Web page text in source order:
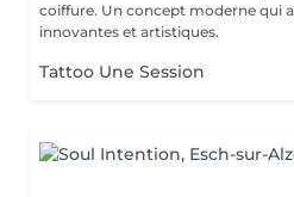
coiffure. Un concept moderne qui
innovantes et artistiques.
Tattoo Une Session